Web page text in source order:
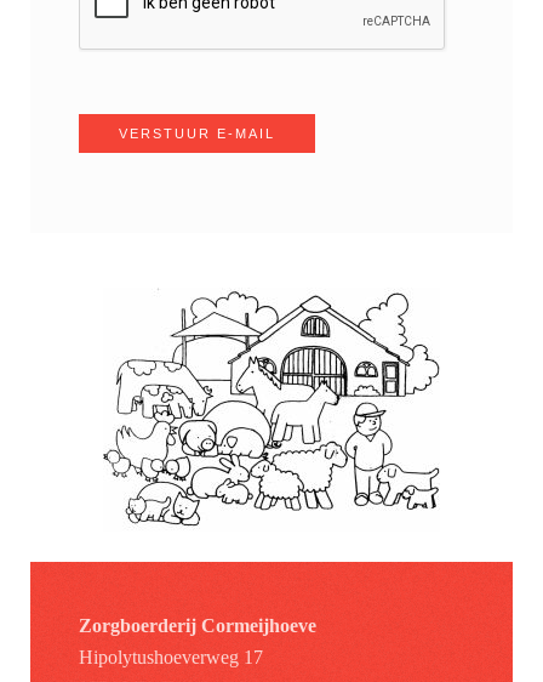
VERSTUUR E-MAIL
Zorgboerderij Cormeijhoeve
Hipolytushoeverweg 17